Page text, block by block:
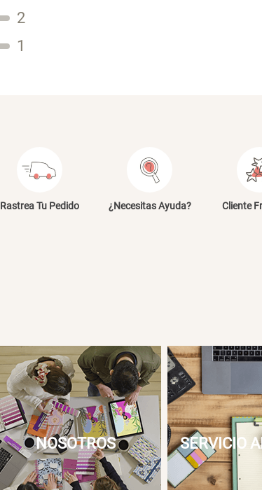
2
1
Rastrea Tu Pedido ¿Necesitas Ayuda? Cliente
NOSOTROS SERVICIO